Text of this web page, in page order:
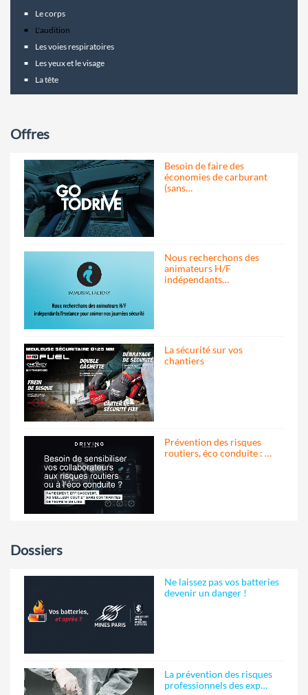
Le corps
L'audition
Les voies respiratoires
Les yeux et le visage
La tête
Offres
Besoin de faire des
économies de carburant
(sans…
Nous recherchons des
animateurs H/F
indépendants…
La sécurité sur vos
chantiers
Prévention des risques
routiers, éco conduite : …
Dossiers
Ne laissez pas vos batteries
devenir un danger !
La prévention des risques
professionnels des exp…